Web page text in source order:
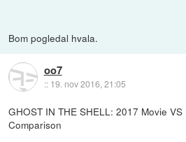
Bom pogledal hvala.
oo7
:: 19. nov 2016, 21:05
GHOST IN THE SHELL: 2017 Movie
Comparison